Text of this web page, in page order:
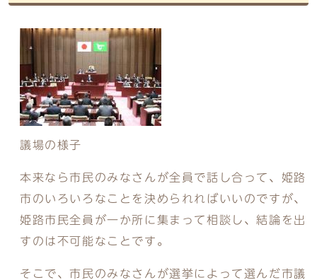
議場の様子
本来なら市民のみなさんが全員で話し合って、姫路
市のいろいろなことを決められればいいのですが、
姫路市民全員が一か所に集まって相談し、結論を出
すのは不可能なことです。
そこで、市民のみなさんが選挙によって選んだ市議